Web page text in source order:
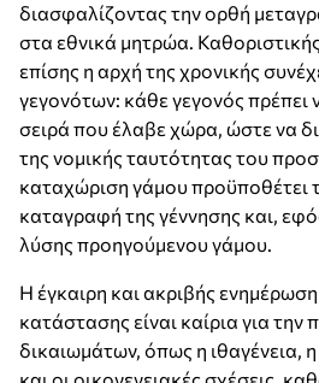
διασφαλίζοντας την ορθή
στα εθνικά μητρώα.
επίσης η αρχή της χρονικής
γεγονότων: κάθε γεγονός πρέπει
σειρά που έλαβε χώρα, ώστε να
της νομικής ταυτότητας του
καταχώριση γάμου προϋποθέτει
καταγραφή της γέννησης και,
λύσης προηγούμενου γάμου.
Η έγκαιρη και ακριβής
κατάστασης είναι καίρια για
δικαιωμάτων, όπως η ιθαγένεια,